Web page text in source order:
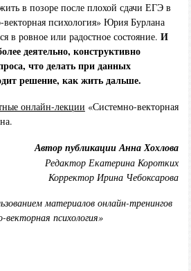
в позоре после плохой сдачи ЕГЭ в
психология» Юрия Бурлана
в ровное или радостное состояние. И
деятельно, конструктивно
что делать при данных
решение, как жить дальше.
онлайн-лекции «Системно-векторная
Автор публикации Анна Хохлова
Редактор Екатерина Коротких
Корректор Ирина Чебоксарова
материалов онлайн-тренингов
психология»